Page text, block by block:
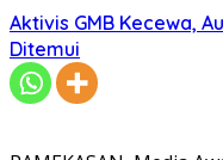
Aktivis GMB Kecewa,
Ditemui